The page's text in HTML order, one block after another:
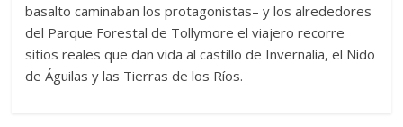
basalto caminaban los protagonistas– y los alrededores
del Parque Forestal de Tollymore el viajero recorre
sitios reales que dan vida al castillo de Invernalia, el Nido
de Águilas y las Tierras de los Ríos.